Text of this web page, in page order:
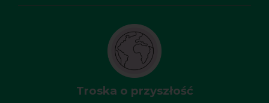
Troska o przyszłość